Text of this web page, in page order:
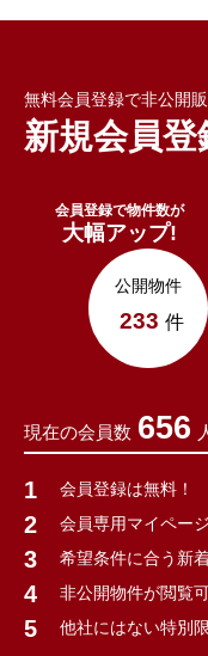
無料会員登録で非公開
新規会員登
会員登録で物件数が
大幅アップ!
公開物件
233 件
現在の会員数 656
会員登録は無料！
会員専用マイペー
希望条件に合う新
非公開物件が閲覧可
他社にはない特別